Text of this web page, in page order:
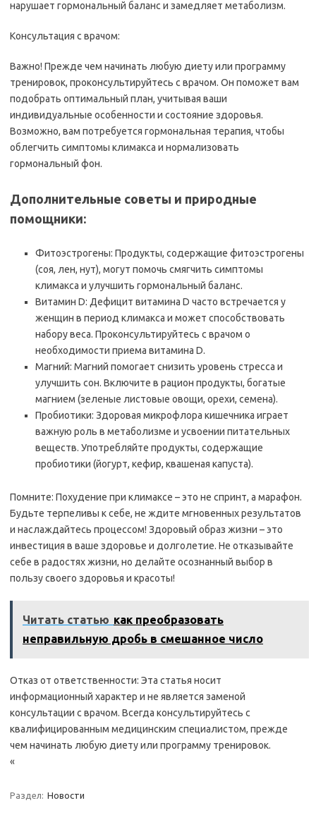
нарушает гормональный баланс и замедляет метаболизм.
Консультация с врачом:
Важно! Прежде чем начинать любую диету или программу
тренировок, проконсультируйтесь с врачом. Он поможет вам
подобрать оптимальный план, учитывая ваши
индивидуальные особенности и состояние здоровья.
Возможно, вам потребуется гормональная терапия, чтобы
облегчить симптомы климакса и нормализовать
гормональный фон.
Дополнительные советы и природные
помощники:
Фитоэстрогены: Продукты, содержащие фитоэстрогены
(соя, лен, нут), могут помочь смягчить симптомы
климакса и улучшить гормональный баланс.
Витамин D: Дефицит витамина D часто встречается у
женщин в период климакса и может способствовать
набору веса. Проконсультируйтесь с врачом о
необходимости приема витамина D.
Магний: Магний помогает снизить уровень стресса и
улучшить сон. Включите в рацион продукты, богатые
магнием (зеленые листовые овощи, орехи, семена).
Пробиотики: Здоровая микрофлора кишечника играет
важную роль в метаболизме и усвоении питательных
веществ. Употребляйте продукты, содержащие
пробиотики (йогурт, кефир, квашеная капуста).
Помните: Похудение при климаксе – это не спринт, а марафон.
Будьте терпеливы к себе, не ждите мгновенных результатов
и наслаждайтесь процессом! Здоровый образ жизни – это
инвестиция в ваше здоровье и долголетие. Не отказывайте
себе в радостях жизни, но делайте осознанный выбор в
пользу своего здоровья и красоты!
Читать статью как преобразовать
неправильную дробь в смешанное число
Отказ от ответственности: Эта статья носит
информационный характер и не является заменой
консультации с врачом. Всегда консультируйтесь с
квалифицированным медицинским специалистом, прежде
чем начинать любую диету или программу тренировок.
«
Раздел: Новости